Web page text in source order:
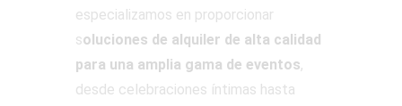
especializamos en proporcionar
soluciones de alquiler de alta calidad
para una amplia gama de eventos,
desde celebraciones íntimas hasta